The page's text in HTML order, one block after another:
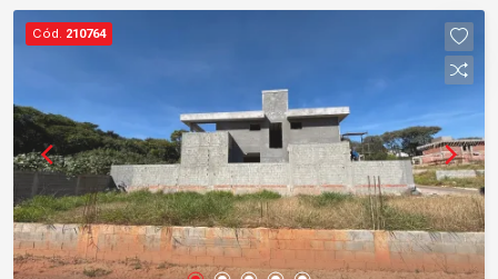
proporcionando praticidade ? Área de lazer
completa, assegurando diversão e bem-estar
definidas, oferecendo flexibilidade em
planejamento ? Segurança de alto nível e
espaços sustentáveis, promovendo tranquilidade
e respeito ao ambiente Diferenciais que Fazem a
Diferença Este terreno é mais do que um espaço
para construir; é uma tela em branco para você
criar um lar que reflete seu estilo de vida. A
Cód. 210764